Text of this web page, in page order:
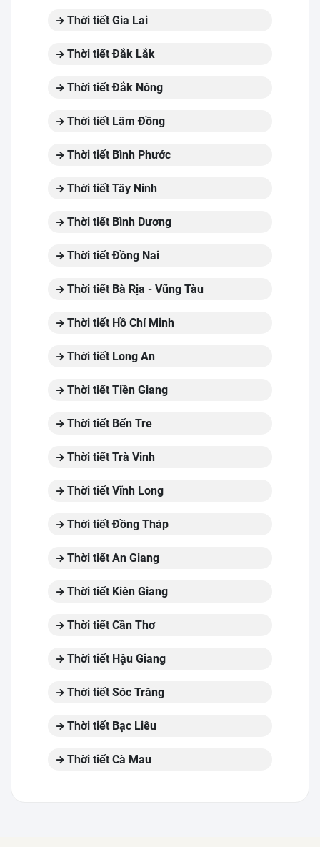
Thời tiết Gia Lai
Thời tiết Đắk Lắk
Thời tiết Đắk Nông
Thời tiết Lâm Đồng
Thời tiết Bình Phước
Thời tiết Tây Ninh
Thời tiết Bình Dương
Thời tiết Đồng Nai
Thời tiết Bà Rịa - Vũng Tàu
Thời tiết Hồ Chí Minh
Thời tiết Long An
Thời tiết Tiền Giang
Thời tiết Bến Tre
Thời tiết Trà Vinh
Thời tiết Vĩnh Long
Thời tiết Đồng Tháp
Thời tiết An Giang
Thời tiết Kiên Giang
Thời tiết Cần Thơ
Thời tiết Hậu Giang
Thời tiết Sóc Trăng
Thời tiết Bạc Liêu
Thời tiết Cà Mau